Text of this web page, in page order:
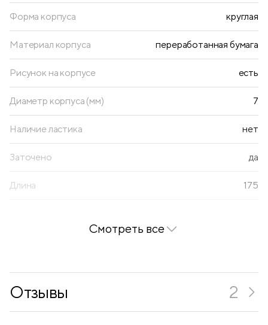
Форма корпуса круглая
Материал корпуса переработанная бумага
Рисунок на корпусе есть
Диаметр корпуса (мм) 7
Наличие ластика нет
Заточено да
Длина 175
Толщина корпуса стандартная
Точилка в комплекте нет
Смотреть все
Отзывы
2